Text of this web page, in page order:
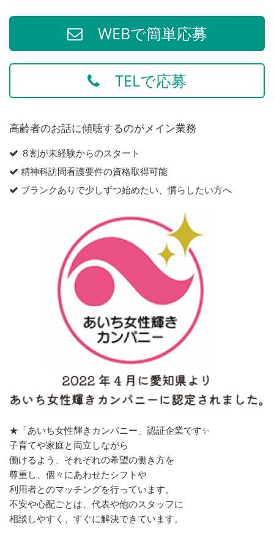
WEBで簡単応募
TELで応募
高齢者のお話に傾聴するのがメイン業務
８割が未経験からのスタート
精神科訪問看護要件の資格取得可能
ブランクありで少しずつ始めたい、慣らしたい方へ
★「あいち女性輝きカンパニー」認証企業です✨
子育てや家庭と両立しながら
働けるよう、それぞれの希望の働き方を
尊重し、個々にあわせたシフトや
利用者とのマッチングを行っています。
不安や心配ごとは、代表や他のスタッフに
相談しやすく、すぐに解決できています。